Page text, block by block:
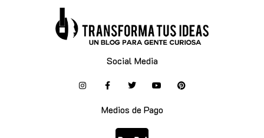
Social Media
Medios de Pago